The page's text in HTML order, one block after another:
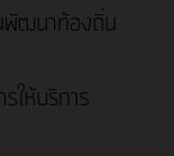
พัฒนาท้องถิ่น
ให้บริการ